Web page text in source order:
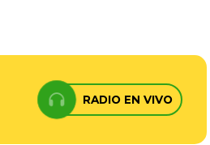
RADIO EN VIVO